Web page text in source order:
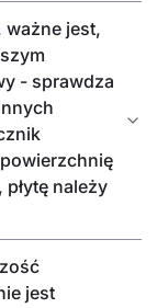
jest,
- sprawdza
należy
jest